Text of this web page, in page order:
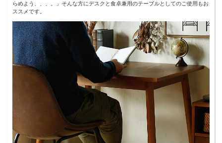
らめよう、、、。」そんな方にデスクと食卓兼用のテーブルとしてのご使用もお
ススメです。